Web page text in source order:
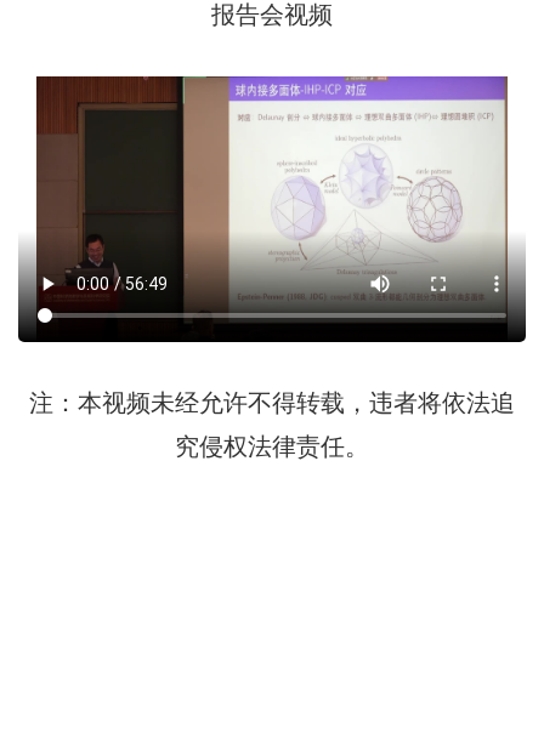
报告会视频
注：本视频未经允许不得转载，违者将依法追
究侵权法律责任。